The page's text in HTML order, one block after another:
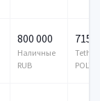
800 000
Наличные
RUB
715
Tether